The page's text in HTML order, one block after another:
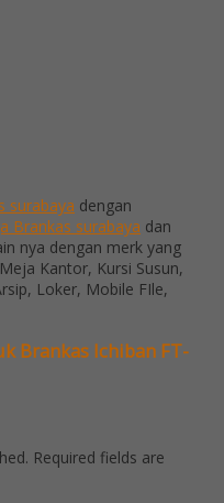
surabaya dengan
Brankas surabaya dan
nya dengan merk yang
Kantor, Kursi Susun,
Loker, Mobile FIle,
Brankas Ichiban FT-
Required fields are